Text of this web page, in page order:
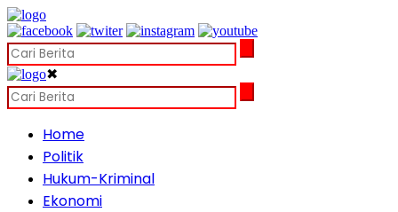
✖
Home
Politik
Hukum-Kriminal
Ekonomi